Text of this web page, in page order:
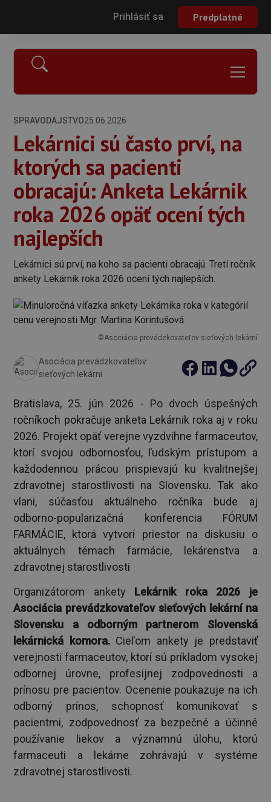
Prihlásiť sa Predplatné
SPRAVODAJSTVO25.06.2026
Lekárnici sú často prví, na
ktorých sa pacienti
obracajú: Anketa Lekárnik
roka 2026 opäť ocení tých
najlepších
Lekárnici sú prví, na koho sa pacienti obracajú. Tretí ročník
ankety Lekárnik roka 2026 ocení tých najlepších.
©Asociácia prevádzkovateľov sieťových lekární
Asociácia prevádzkovateľov
sieťových lekární
Bratislava, 25. jún 2026 - Po dvoch úspešných
ročníkoch pokračuje anketa Lekárnik roka aj v roku
2026. Projekt opäť verejne vyzdvihne farmaceutov,
ktorí svojou odbornosťou, ľudským prístupom a
každodennou prácou prispievajú ku kvalitnejšej
zdravotnej starostlivosti na Slovensku. Tak ako
vlani, súčasťou aktuálneho ročníka bude aj
odborno-popularizačná konferencia FÓRUM
FARMÁCIE, ktorá vytvorí priestor na diskusiu o
aktuálnych témach farmácie, lekárenstva a
zdravotnej starostlivosti
Organizátorom ankety Lekárnik roka 2026 je
Asociácia prevádzkovateľov sieťových lekární na
Slovensku a odborným partnerom Slovenská
lekárnická komora.Cieľom ankety je predstaviť
verejnosti farmaceutov, ktorí sú príkladom vysokej
odbornej úrovne, profesijnej zodpovednosti a
prínosu pre pacientov. Ocenenie poukazuje na ich
odborný prínos, schopnosť komunikovať s
pacientmi, zodpovednosť za bezpečné a účinné
používanie liekov a významnú úlohu, ktorú
farmaceuti a lekárne zohrávajú v systéme
zdravotnej starostlivosti.